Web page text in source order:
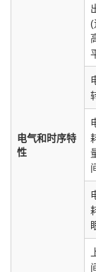
电气和时序特
性
(